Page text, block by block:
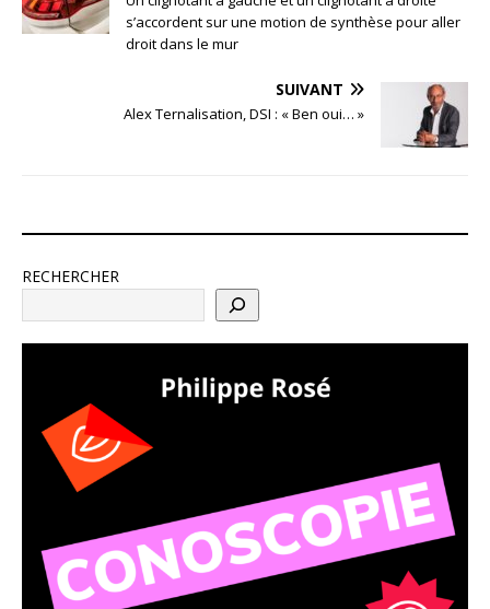
s’accordent sur une motion de synthèse pour aller
droit dans le mur
SUIVANT
Alex Ternalisation, DSI : « Ben oui… »
RECHERCHER